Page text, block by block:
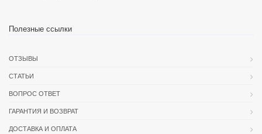
Полезные ссылки
ОТЗЫВЫ
СТАТЬИ
ВОПРОС ОТВЕТ
ГАРАНТИЯ И ВОЗВРАТ
ДОСТАВКА И ОПЛАТА